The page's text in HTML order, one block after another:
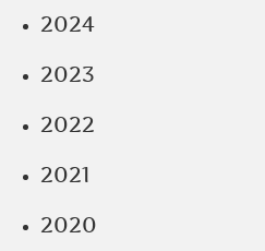
2024
2023
2022
2021
2020